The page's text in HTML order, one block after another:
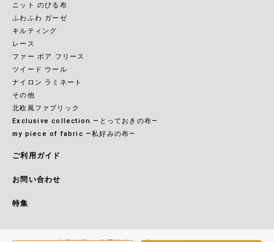
ニット のびる布
ふわふわ ガーゼ
キルティング
レース
ファー ボア フリース
ツイード ウール
ナイロン ラミネート
その他
北欧風ファブリック
Exclusive collection ―とっておきの布―
my piece of fabric ―私好みの布―
ご利用ガイド
お問い合わせ
特集